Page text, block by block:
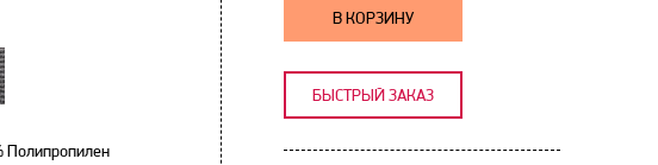
Полипропилен
В КОРЗИНУ
БЫСТРЫЙ ЗАКАЗ